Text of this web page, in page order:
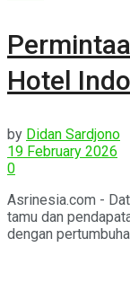
Hotel
by Didan Sardjono
19 February 2026
0
Asrinesia.com -
tamu dan
dengan